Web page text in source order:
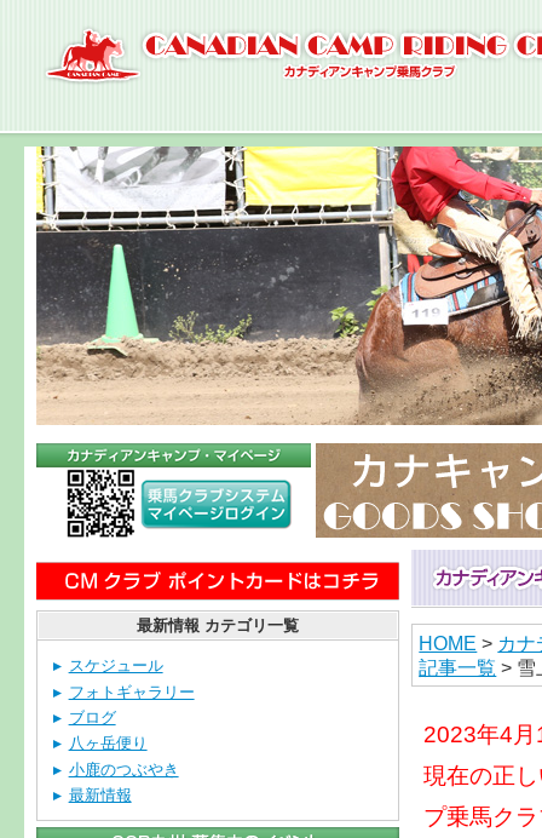
HOME > カ
記事一覧 > 雪
2023年4月
現在の正
プ乗馬ク
最新情報 カテゴリ一覧
スケジュール
フォトギャラリー
ブログ
八ヶ岳便り
小鹿のつぶやき
最新情報